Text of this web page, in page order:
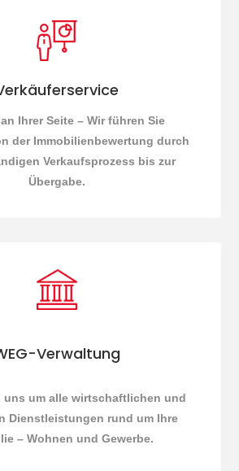
Ihrer Seite – Wir führen Sie
der Immobilienbewertung durch
Verkaufsprozess bis zur
Übergabe.
Verwaltung
uns um alle wirtschaftlichen und
Dienstleistungen rund um Ihre
– Wohnen und Gewerbe.